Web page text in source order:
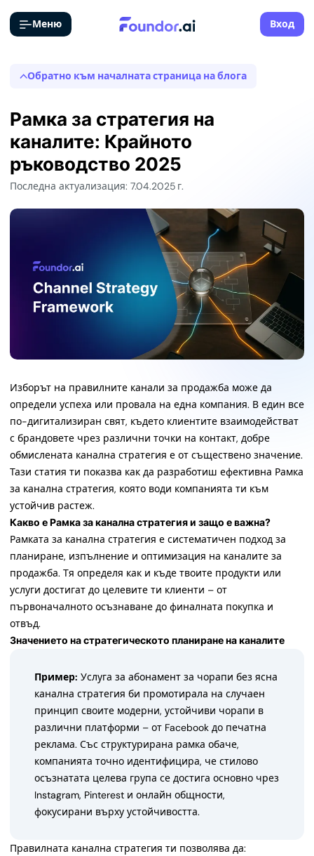
Меню Вход
Обратно към началната страница на блога
Рамка за стратегия на
каналите: Крайното
ръководство 2025
Последна актуализация: 7.04.2025 г.
Изборът на правилните канали за продажба може да
определи успеха или провала на една компания. В един все
по-дигитализиран свят, където клиентите взаимодействат
с брандовете чрез различни точки на контакт, добре
обмислената канална стратегия е от съществено значение.
Тази статия ти показва как да разработиш ефективна Рамка
за канална стратегия, която води компанията ти към
устойчив растеж.
Какво е Рамка за канална стратегия и защо е важна?
Рамката за канална стратегия е систематичен подход за
планиране, изпълнение и оптимизация на каналите за
продажба. Тя определя как и къде твоите продукти или
услуги достигат до целевите ти клиенти – от
първоначалното осъзнаване до финалната покупка и
отвъд.
Значението на стратегическото планиране на каналите
Пример: Услуга за абонамент за чорапи без ясна
канална стратегия би промотирала на случаен
принцип своите модерни, устойчиви чорапи в
различни платформи – от Facebook до печатна
реклама. Със структурирана рамка обаче,
компанията точно идентифицира, че стилово
осъзнатата целева група се достига основно чрез
Instagram, Pinterest и онлайн общности,
фокусирани върху устойчивостта.
Правилната канална стратегия ти позволява да: